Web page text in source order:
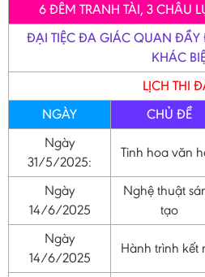
6 ĐÊM TRANH TÀI, 3 CHÂU
ĐẠI TIỆC ĐA GIÁC QUAN
KHÁC
LỊCH THI
NGÀY
CHỦ ĐỀ
Ngày
31/5/2025:
Tinh hoa văn
Ngày
14/6/2025
Nghệ thuật
tạo
Ngày
14/6/2025
Hành trình kết